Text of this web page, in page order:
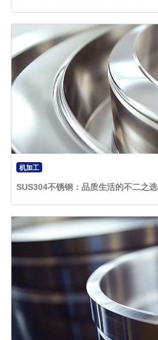
机加工
SUS304不锈钢：品质生活的不二之选